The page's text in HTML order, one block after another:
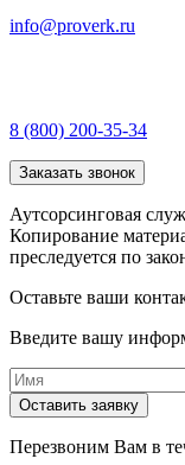
info@proverk.ru
8 (800) 200-35-34
Заказать звонок
Аутсорсинговая
Копирование
преследуется по
Оставьте ваши
Введите вашу
Оставить заявку
Перезвоним Вам в